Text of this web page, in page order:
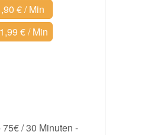
€ / Min
€ / Min
/ 30 Minuten -